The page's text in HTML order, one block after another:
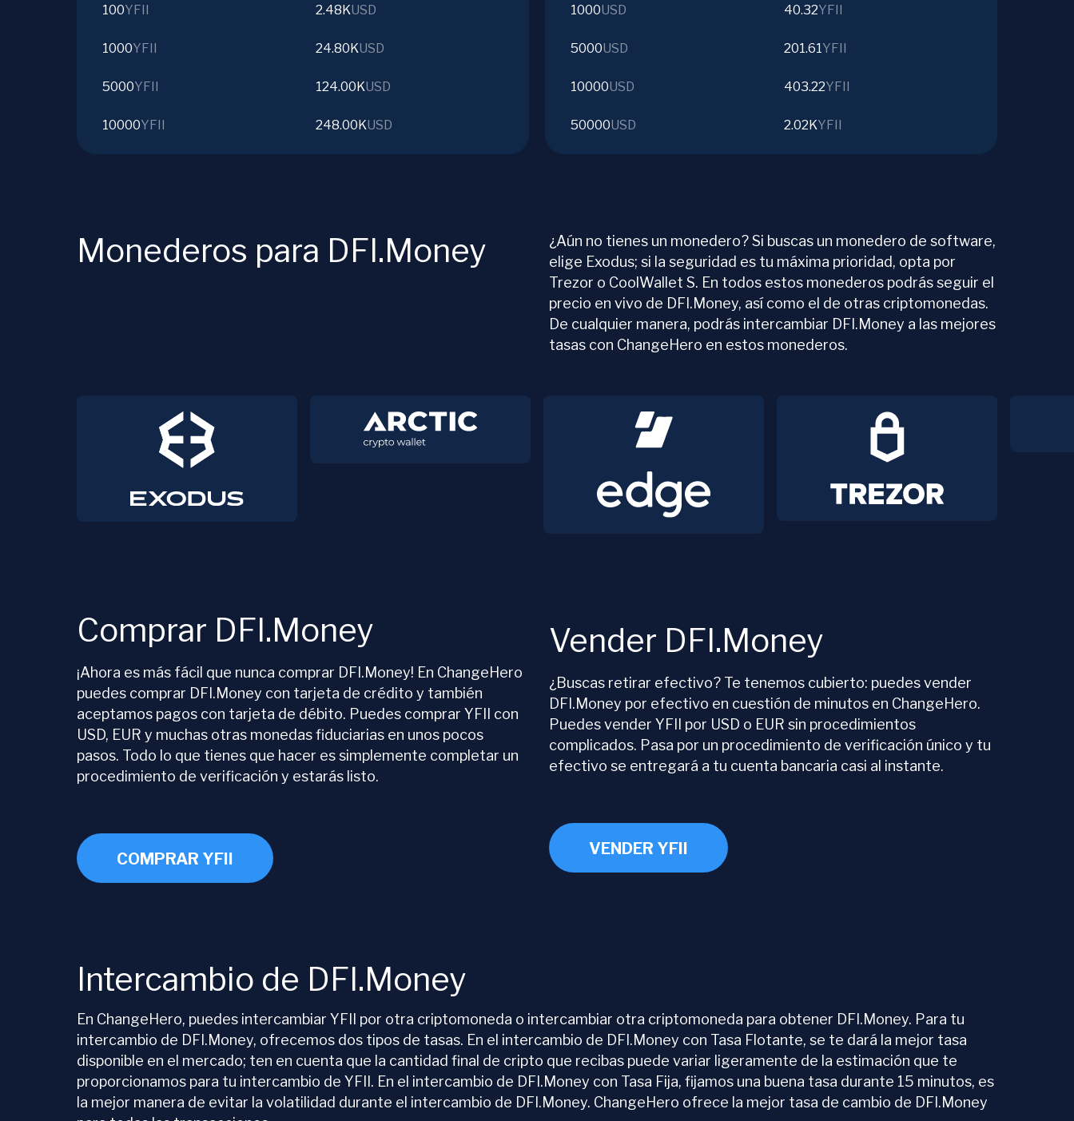
100YFII 2.48KUSD
1000YFII 24.80KUSD
5000YFII 124.00KUSD
10000YFII 248.00KUSD
1000USD 40.32YFII
5000USD 201.61YFII
10000USD 403.22YFII
50000USD 2.02KYFII
Monederos para DFI.Money
¿Aún no tienes un monedero? Si buscas un monedero de software,
elige Exodus; si la seguridad es tu máxima prioridad, opta por
Trezor o CoolWallet S. En todos estos monederos podrás seguir el
precio en vivo de DFI.Money, así como el de otras criptomonedas.
De cualquier manera, podrás intercambiar DFI.Money a las mejores
tasas con ChangeHero en estos monederos.
Comprar DFI.Money
¡Ahora es más fácil que nunca comprar DFI.Money! En ChangeHero
puedes comprar DFI.Money con tarjeta de crédito y también
aceptamos pagos con tarjeta de débito. Puedes comprar YFII con
USD, EUR y muchas otras monedas fiduciarias en unos pocos
pasos. Todo lo que tienes que hacer es simplemente completar un
procedimiento de verificación y estarás listo.
COMPRAR YFII
Vender DFI.Money
¿Buscas retirar efectivo? Te tenemos cubierto: puedes vender
DFI.Money por efectivo en cuestión de minutos en ChangeHero.
Puedes vender YFII por USD o EUR sin procedimientos
complicados. Pasa por un procedimiento de verificación único y tu
efectivo se entregará a tu cuenta bancaria casi al instante.
VENDER YFII
Intercambio de DFI.Money
En ChangeHero, puedes intercambiar YFII por otra criptomoneda o intercambiar otra criptomoneda para obtener DFI.Money. Para tu
intercambio de DFI.Money, ofrecemos dos tipos de tasas. En el intercambio de DFI.Money con Tasa Flotante, se te dará la mejor tasa
disponible en el mercado; ten en cuenta que la cantidad final de cripto que recibas puede variar ligeramente de la estimación que te
proporcionamos para tu intercambio de YFII. En el intercambio de DFI.Money con Tasa Fija, fijamos una buena tasa durante 15 minutos, es
la mejor manera de evitar la volatilidad durante el intercambio de DFI.Money. ChangeHero ofrece la mejor tasa de cambio de DFI.Money